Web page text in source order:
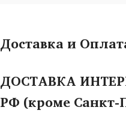
Доставка и
ДОСТАВКА
РФ (кроме Санкт-